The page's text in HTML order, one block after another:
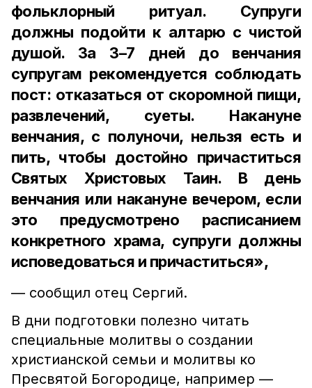
фольклорный ритуал. Супруги
должны подойти к алтарю с чистой
душой. За 3–7 дней до венчания
супругам рекомендуется соблюдать
пост: отказаться от скоромной пищи,
развлечений, суеты. Накануне
венчания, с полуночи, нельзя есть и
пить, чтобы достойно причаститься
Святых Христовых Таин. В день
венчания или накануне вечером, если
это предусмотрено расписанием
конкретного храма, супруги должны
исповедоваться и причаститься»,
— сообщил отец Сергий.
В дни подготовки полезно читать
специальные молитвы о создании
христианской семьи и молитвы ко
Пресвятой Богородице, например —